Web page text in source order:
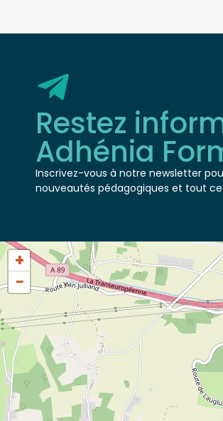
Restez
Adhénia
Inscrivez-vous à notre newsletter
nouveautés pédagogiques et tout
+
−